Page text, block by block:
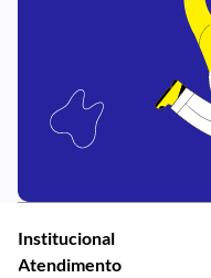
Institucional
Atendimento